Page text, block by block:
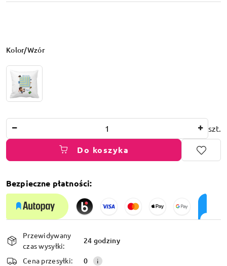
Wariant
Kolor/Wzór
szt.
Do koszyka
Bezpieczne płatności:
Dostępność
i
dostawa
Przewidywany
czas wysyłki:
24 godziny
Cena przesyłki: 0